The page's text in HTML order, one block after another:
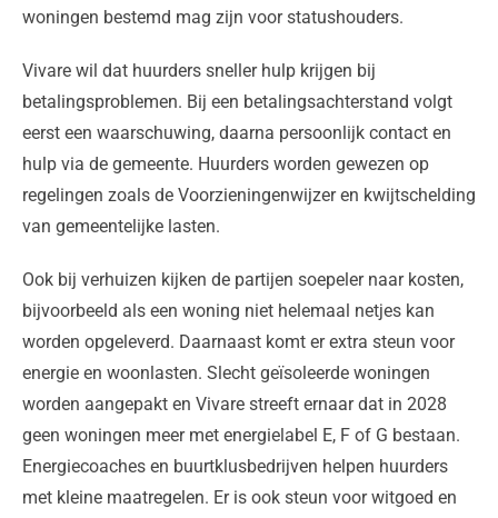
woningen bestemd mag zijn voor statushouders.
Vivare wil dat huurders sneller hulp krijgen bij
betalingsproblemen. Bij een betalingsachterstand volgt
eerst een waarschuwing, daarna persoonlijk contact en
hulp via de gemeente. Huurders worden gewezen op
regelingen zoals de Voorzieningenwijzer en kwijtschelding
van gemeentelijke lasten.
Ook bij verhuizen kijken de partijen soepeler naar kosten,
bijvoorbeeld als een woning niet helemaal netjes kan
worden opgeleverd. Daarnaast komt er extra steun voor
energie en woonlasten. Slecht geïsoleerde woningen
worden aangepakt en Vivare streeft ernaar dat in 2028
geen woningen meer met energielabel E, F of G bestaan.
Energiecoaches en buurtklusbedrijven helpen huurders
met kleine maatregelen. Er is ook steun voor witgoed en